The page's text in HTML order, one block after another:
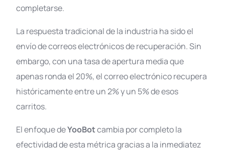
completarse.
La respuesta tradicional de la industria ha sido el
envío de correos electrónicos de recuperación. Sin
embargo, con una tasa de apertura media que
apenas ronda el 20%, el correo electrónico recupera
históricamente entre un 2% y un 5% de esos
carritos.
El enfoque deYooBotcambia por completo la
efectividad de esta métrica gracias a la inmediatez